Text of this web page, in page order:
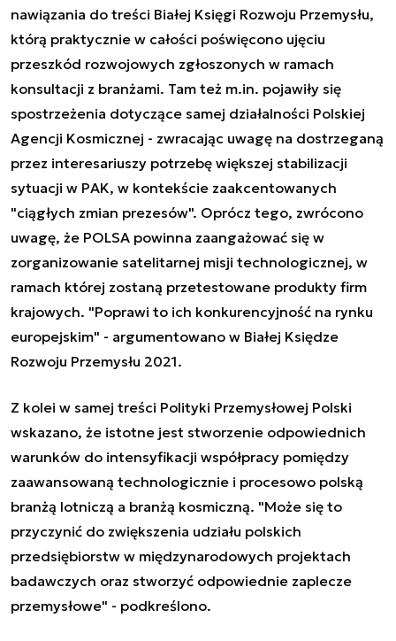
nawiązania do treści Białej Księgi Rozwoju Przemysłu,
którą praktycznie w całości poświęcono ujęciu
przeszkód rozwojowych zgłoszonych w ramach
konsultacji z branżami. Tam też m.in. pojawiły się
spostrzeżenia dotyczące samej działalności Polskiej
Agencji Kosmicznej - zwracając uwagę na dostrzeganą
przez interesariuszy potrzebę większej stabilizacji
sytuacji w PAK, w kontekście zaakcentowanych
"ciągłych zmian prezesów". Oprócz tego, zwrócono
uwagę, że POLSA powinna zaangażować się w
zorganizowanie satelitarnej misji technologicznej, w
ramach której zostaną przetestowane produkty firm
krajowych. "Poprawi to ich konkurencyjność na rynku
europejskim" - argumentowano w Białej Księdze
Rozwoju Przemysłu 2021.
Z kolei w samej treści Polityki Przemysłowej Polski
wskazano, że istotne jest stworzenie odpowiednich
warunków do intensyfikacji współpracy pomiędzy
zaawansowaną technologicznie i procesowo polską
branżą lotniczą a branżą kosmiczną. "Może się to
przyczynić do zwiększenia udziału polskich
przedsiębiorstw w międzynarodowych projektach
badawczych oraz stworzyć odpowiednie zaplecze
przemysłowe" - podkreślono.